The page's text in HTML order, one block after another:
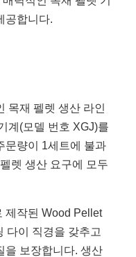
공합니다.
목재 펠렛 생산 라인
계(모델 번호 XGJ)를
문량이 1세트에 불과
렛 생산 요구에 모두
제작된 Wood Pellet
다이 직경을 갖추고
을 보장합니다. 생산